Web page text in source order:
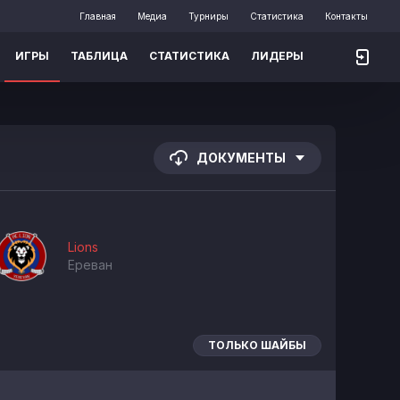
Главная Медиа Турниры Статистика Контакты
ИГРЫ ТАБЛИЦА СТАТИСТИКА ЛИДЕРЫ
ДОКУМЕНТЫ
Lions
Ереван
ТОЛЬКО ШАЙБЫ